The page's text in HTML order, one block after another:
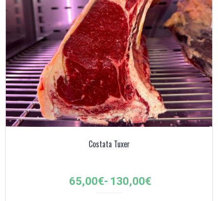
Costata Tuxer
65,00€- 130,00€
Fascia